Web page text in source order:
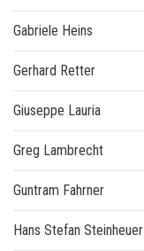
Gabriele Heins
Gerhard Retter
Giuseppe Lauria
Greg Lambrecht
Guntram Fahrner
Hans Stefan Steinheuer